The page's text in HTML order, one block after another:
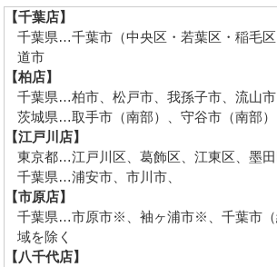
【千葉店】
千葉県…千葉市（中央区・若葉区・稲毛
道市
【柏店】
千葉県…柏市、松戸市、我孫子市、流山市
茨城県…取手市（南部）、守谷市（南部）
【江戸川店】
東京都…江戸川区、葛飾区、江東区、墨
千葉県…浦安市、市川市、
【市原店】
千葉県…市原市※、袖ヶ浦市※、千葉市
域を除く
【八千代店】